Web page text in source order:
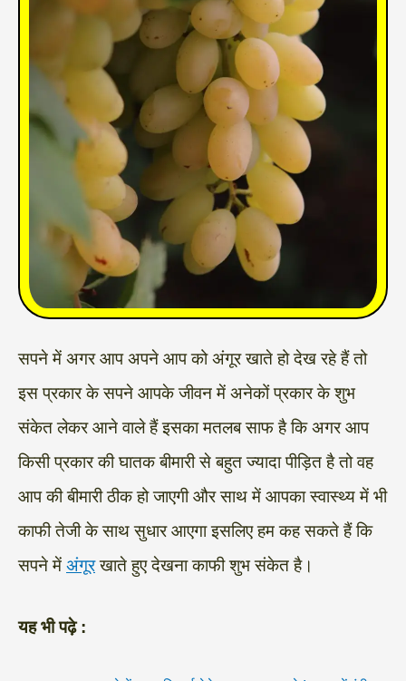
सपने में अगर आप अपने आप को अंगूर खाते हो देख रहे हैं तो
इस प्रकार के सपने आपके जीवन में अनेकों प्रकार के शुभ
संकेत लेकर आने वाले हैं इसका मतलब साफ है कि अगर आप
किसी प्रकार की घातक बीमारी से बहुत ज्यादा पीड़ित है तो वह
आप की बीमारी ठीक हो जाएगी और साथ में आपका स्वास्थ्य में भी
काफी तेजी के साथ सुधार आएगा इसलिए हम कह सकते हैं कि
सपने में अंगूरखाते हुए देखना काफी शुभ संकेत है।
यह भी पढ़े :